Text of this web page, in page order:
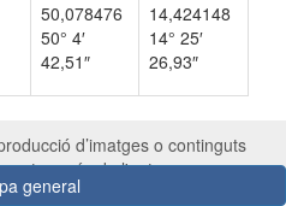
50,078476
50° 4′
42,51″
14,424148
14° 25′
26,93″
general
d’imatges o continguts
exprés de l'autor